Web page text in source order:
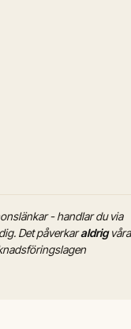
- handlar du via
Det påverkaraldrigvåra